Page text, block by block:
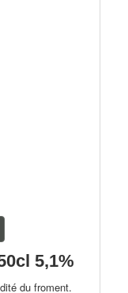
5,1%
du froment.